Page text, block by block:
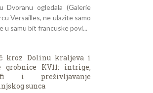
Dvoranu ogledala (Galerie
Versailles, ne ulazite samo
u samu bit francuske povi...
kroz Dolinu kraljeva i
grobnice KV11: intrige,
i preživljavanje
sunca